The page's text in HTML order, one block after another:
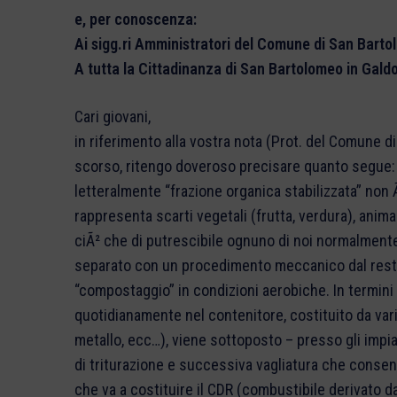
e, per conoscenza:
Ai sigg.ri Amministratori del Comune di San
A tutta la Cittadinanza di San Bartolomeo in Galdo
Cari giovani,
in riferimento alla vostra nota (Prot. del Comune di San Bartolomeo in Galdo n. 0006335) del 13 luglio scorso, ritengo doveroso precisare quanto segue: Innanzitutto, va chiarito il significato di “FOS”. La FOS, letteralmente “frazione organica stabilizzata” non Ã¨ altro che la parte organica del rifiuto urbano, rappresenta scarti vegetali (frutta, verdura), animali (carne, pesce), resti di mensa (pasta, pane) e tutto ciÃ² che di putrescibile ognuno di noi normalmente e quotidianamente getta nel “sacchetto” dei rifiuti, separato con un procedimento meccanico dal resto del rifiuto stesso e sottoposto ad un processo di “compostaggio” in condizioni aerobiche. In termini molto semplici il sacchetto che ognuno di noi getta quotidianamente nel contenitore, costituito da varie frazioni (frazione organica, plastiche, carta, vetro, metallo, ecc…), viene sottoposto – presso gli impianti di produzione CDR – ad un trattamento meccanico di triturazione e successiva vagliatura che consente di separare grossolanamente una frazione secca che va a costituire il CDR (combustibile derivato dai rifiuti), pressato e stoccato in balle (le famose “ecoballe”) ed una frazione “umida” o organica che viene sottoposta ad un processo di compostaggio assolutamente analogo a quello che viene utilizzato per produrre il “compost” di qualitÃ usato come fertilizzante organico. E’ ovvio che, trattandosi di un procedimento meccanico di separazione grossolana, la frazione secca non Ã¨ completamente “secca”, ma contiene comunque un quantitativo di sostanze organiche (contenitori, carta e plastiche sporche, sostanze vegetali, quali foglie e rami, ecc…) ed analogamente la frazione organica non Ã¨ completamente “organica” in quanto contiene pezzetti di carta e plastica, residui metallici, quali piccole scatolette e simili, frammenti di vetro e cosi via. La frazione organica viene sottoposta ad un procedimento di compostaggio, del tutto analogo ai processi di degradazione che avvengono in natura sulla sostanza organica (e che in molte realtÃ contadine vengono normalmente utilizzate per produrre fertilizzanti in modo artigianale dallo stallico edai residui organici e vegetali), ovviamente utilizzando dei procedimenti e delle attrezzature per rendere il processo il piÃ¹ rapido possibile: tale frazione organica, infatti, viene ammassata in cumuli al di sotto di un capannone con temperatura costante, viene insufflato di ossigeno, al fine di accelerare i processi di fermentazione e la formazione dei batteri responsabili di tali processi e viene periodicamente rivoltata. Alla fine del trattamento (per il quale non viene utilizzato alcun prodotto chimico), la cui durata Ã¨ pari in media a 28 giorni, si ottiene una sorta di “terriccio” nerastro che non determina piÃ¹ cattivi odori in quanto la sostanza organica Ã¨ stata completamente degradata. Tale prodotto, tuttavia, non puÃ² essere utilizzato in agricoltura proprio perchÃ© contiene una quantitÃ troppo elevata di impuritÃ , come giÃ innanzi evidenziati, e pertanto, allo stato, Ã¨ necessario smaltirla in discarica. E’ evidente che se il processo di fermentazione non Ã¨ completamente ultimato e se non vengono eseguite le operazioni innanzi evidenziate, la FOS che ne deriva produrrÃ cattivi odori, in quanto contiene ancora sostanze organiche non del tutto “stabilizzate”; purtroppo Ã¨ proprio quello che attualmente accade negli impianti di CDR laddove, a causa della situazione di emergenza, non si Ã¨ riuscito a far completare il ciclo di fermentazione alla FOS e pertanto il prodotto che si ottiene emana cattivo odore. Da questa breve esposizione si evince come la FOS non Ã¨ assolutamente “temuta” ne Ã¨ da temere, in quanto, in definitiva, Ã¨ la frazione meno inquinante del rifiuto urbano, costituita da sostanze organiche totalmente biodegradabili, anche se allo stato, ancora molesta in quanto produce cattivo odore. Ne, tantomeno, Ã¨ possibile che tali sostanze producano diossina, cosÃ¬ come paventato, in quanto la diossina si sviluppa dai rifiuti esclusivamente attraverso la combustione ad elevata temperatura di alcuni tipi di sostanze plastiche (combustione di sostanze contenenti doro, come, ad esempio, il PVC). Chiarito che la FOS Ã¨ una frazione di rifiuto “naturale”, quindi assolutamente non dannosa per l’ambiente e la salute pubblica, ma solo, sicuramente, di gestione piÃ¹ complessa rispetto alla frazione secca, si precisa quanto segue: L’acquisto di un “inertizzatore” ipotizzato preliminarmente alle operazioni di conferimento da parte della Provincia di Benevento serviva esclusivamente ad abbattere i cattivi odori emessi dalla FOS non ancora completamente stabilizzata: l’inertizzatore, infatti, non Ã¨ altro che una sorta di miscelatore all’interno del quale viene mescolata la FOS con calce viva ed un prodotto a base enzimatica che blocca i